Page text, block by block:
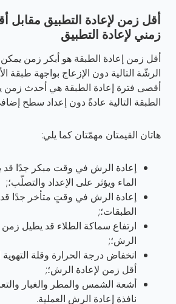
أقل زمن لإعادة التطبيق
زمني لإعادة التطبيق
أقل زمن إعادة الطبقة هو أبكر زمن
الرشّة التالية دون الإزعاج بواجهة طبقة
أقصى فترة إعادة الطبقة هي أحدث زمن
الطبقة التالية عادةً دون إعداد سطح
هاتان القيمتان مهمّتان كما يلي:
إعادة الرش في وقت مبكر جدًا قد
الماء ويؤثر على الإعداد والتصلّب؛;
إعادة الرش في وقتٍ متأخر جدًا قد
الطبقات؛;
ارتفاع سماكة الطلاء قد يطيل زمن
الرش؛;
انخفاض درجة الحرارة وقلة
أقل زمن لإعادة الرش؛;
أشعة الشمس والمطر والغبار
نافذة إعادة الرش العملية.